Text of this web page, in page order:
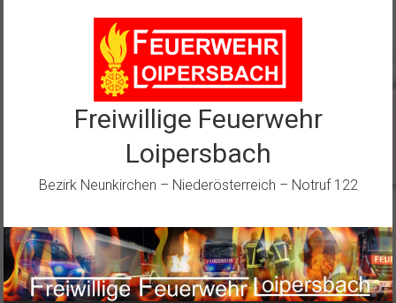
Freiwillige Feuerwehr
Loipersbach
Bezirk Neunkirchen – Niederösterreich – Notruf 122